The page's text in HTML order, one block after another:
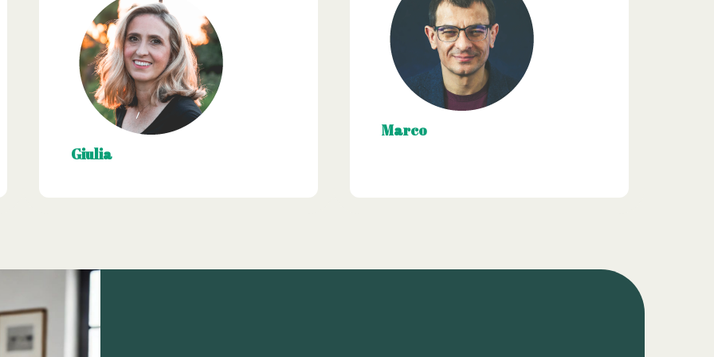
Giulia
Marco